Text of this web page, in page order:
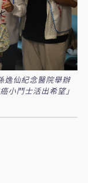
逸仙紀念醫院舉辦
小鬥士活出希望」